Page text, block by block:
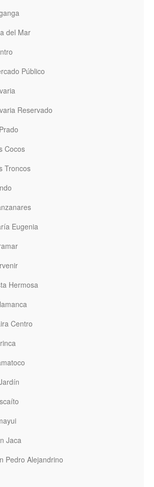
del Mar
Público
Reservado
Cocos
Troncos
Eugenia
Hermosa
Centro
Jaca
Pedro Alejandrino